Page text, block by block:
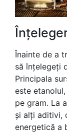
Înainte de a
să înțelegeți
Principala
este
pe gram. La
și alți aditivi,
energetică a